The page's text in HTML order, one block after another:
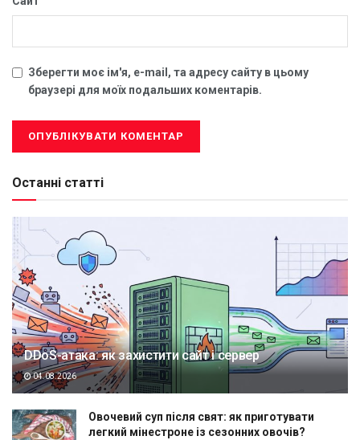
Зберегти моє ім'я, e-mail, та адресу сайту в цьому
браузері для моїх подальших коментарів.
Останні статті
DDoS-атака: як захистити сайт і сервер
04.08.2026
Овочевий суп після свят: як приготувати
легкий мінестроне із сезонних овочів?